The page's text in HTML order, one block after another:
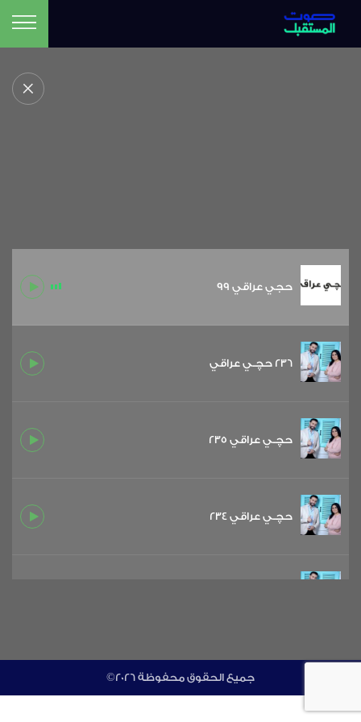
حجي عراقي 99
236 حچـي عراقي
حچـي عراقي 235
حچـي عراقي 234
©جميع الحقوق محفوظة 2026